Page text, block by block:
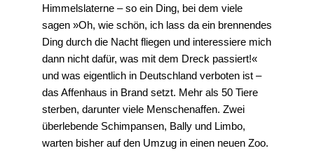
Himmelslaterne – so ein Ding, bei dem viele
sagen »Oh, wie schön, ich lass da ein brennendes
Ding durch die Nacht fliegen und interessiere mich
dann nicht dafür, was mit dem Dreck passiert!«
und was eigentlich in Deutschland verboten ist –
das Affenhaus in Brand setzt. Mehr als 50 Tiere
sterben, darunter viele Menschenaffen. Zwei
überlebende Schimpansen, Bally und Limbo,
warten bisher auf den Umzug in einen neuen Zoo.